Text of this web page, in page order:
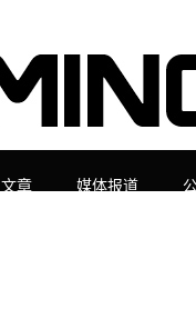
文章 媒体报道